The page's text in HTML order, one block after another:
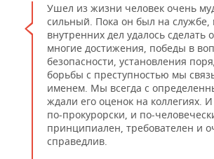
Ушел из жизни человек очень
сильный. Пока он был на службе,
внутренних дел удалось сделать
многие достижения, победы в
безопасности, установления
борьбы с преступностью мы
именем. Мы всегда с
ждали его оценок на коллегиях.
по-прокурорски, и по-
принципиален, требователен и
справедлив.